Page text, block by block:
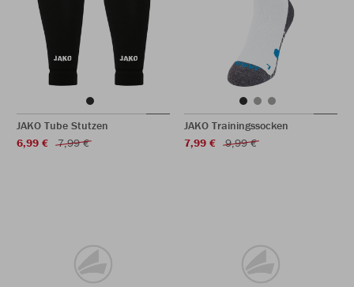
JAKO Tube Stutzen
6,99 €
7,99 €
JAKO Trainingssocken
7,99 €
9,99 €